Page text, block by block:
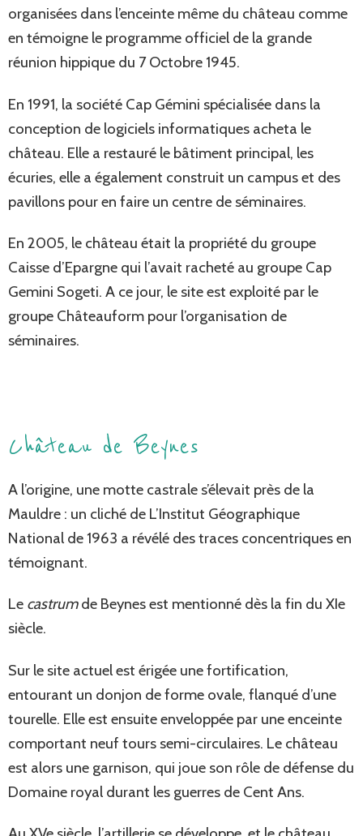
organisées dans l’enceinte même du château comme
en témoigne le programme officiel de la grande
réunion hippique du 7 Octobre 1945.
En 1991, la société Cap Gémini spécialisée dans la
conception de logiciels informatiques acheta le
château. Elle a restauré le bâtiment principal, les
écuries, elle a également construit un campus et des
pavillons pour en faire un centre de séminaires.
En 2005, le château était la propriété du groupe
Caisse d’Epargne qui l’avait racheté au groupe Cap
Gemini Sogeti. A ce jour, le site est exploité par le
groupe Châteauform pour l’organisation de
séminaires.
Château de Beynes
A l’origine, une motte castrale s’élevait près de la
Mauldre : un cliché de L’Institut Géographique
National de 1963 a révélé des traces concentriques en
témoignant.
Le castrumde Beynes est mentionné dès la fin du XIe
siècle.
Sur le site actuel est érigée une fortification,
entourant un donjon de forme ovale, flanqué d’une
tourelle. Elle est ensuite enveloppée par une enceinte
comportant neuf tours semi-circulaires. Le château
est alors une garnison, qui joue son rôle de défense du
Domaine royal durant les guerres de Cent Ans.